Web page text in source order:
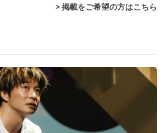
> 掲載をご希望の方はこちら